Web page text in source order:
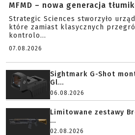
MFMD – nowa generacja
Strategic Sciences stworzyło
które zamiast klasycznych
kontrolo...
07.08.2026
Sightmark G-Shot
Gl...
06.08.2026
Limitowane zestawy
...
02.08.2026